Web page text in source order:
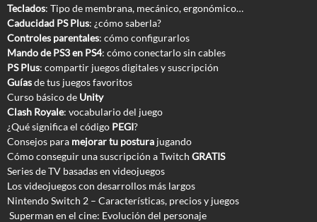
Teclados: Tipo de membrana, mecánico, ergonómico…
Caducidad PS Plus: ¿cómo saberla?
Controles parentales: cómo configurarlos
Mando de PS3 en PS4: cómo conectarlo sin cables
PS Plus: compartir juegos digitales y suscripción
Guíasde tus juegos favoritos
Curso básico de Unity
Clash Royale: vocabulario del juego
¿Qué significa el código PEGI?
Consejos para mejorar tu postura jugando
Cómo conseguir una suscripción a Twitch GRATIS
Series de TV basadas en videojuegos
Los videojuegos con desarrollos más largos
Nintendo Switch 2 – Características, precios y juegos
Superman en el cine: Evolución del personaje